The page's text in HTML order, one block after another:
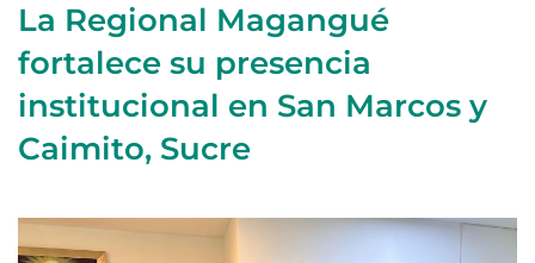
La Regional Magangué
fortalece su presencia
institucional en San Marcos y
Caimito, Sucre